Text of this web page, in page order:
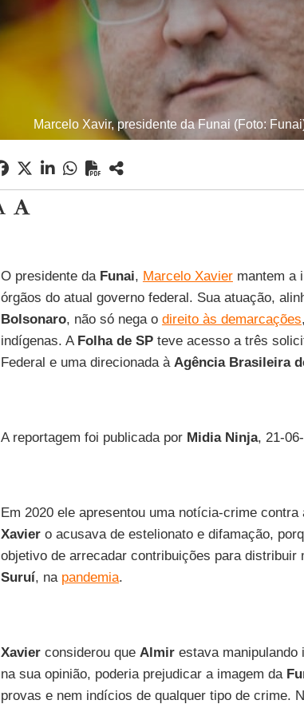
Marcelo Xavir, presidente da Funai (Foto:
O presidente da Funai, Marcelo Xaviermantem a
órgãos do atual governo federal. Sua atuação,
Bolsonaro, não só nega o direito às demarcações
indígenas. A Folha de SPteve acesso a três
Federal e uma direcionada à Agência Brasileira
A reportagem foi publicada por Midia Ninja, 21-
Em 2020 ele apresentou uma notícia-crime
Xaviero acusava de estelionato e difamação,
objetivo de arrecadar contribuições para distribuir
Suruí, na pandemia.
Xavierconsiderou que Almirestava manipulando
na sua opinião, poderia prejudicar a imagem da
provas e nem indícios de qualquer tipo de crime.